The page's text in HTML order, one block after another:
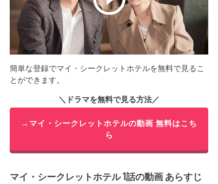
簡単な登録でマイ・シークレットホテルを無料で見るこ
とができます。
＼ドラマを無料で見る方法／
→マイ・シークレットホテルの動画 無料はこち
ら
マイ・シークレットホテル 1話の動画 あらすじ